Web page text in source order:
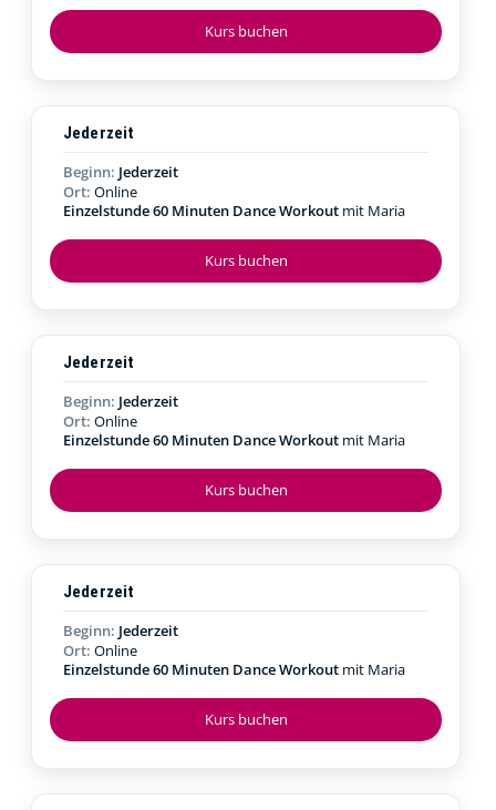
Kurs buchen
Kurs buchen
Jederzeit
Beginn: Jederzeit
Ort: Online
Einzelstunde 60 Minuten Dance Workout mit Maria
Kurs buchen
Jederzeit
Beginn: Jederzeit
Ort: Online
Einzelstunde 60 Minuten Dance Workout mit Maria
Kurs buchen
Jederzeit
Beginn: Jederzeit
Ort: Online
Einzelstunde 60 Minuten Dance Workout mit Maria